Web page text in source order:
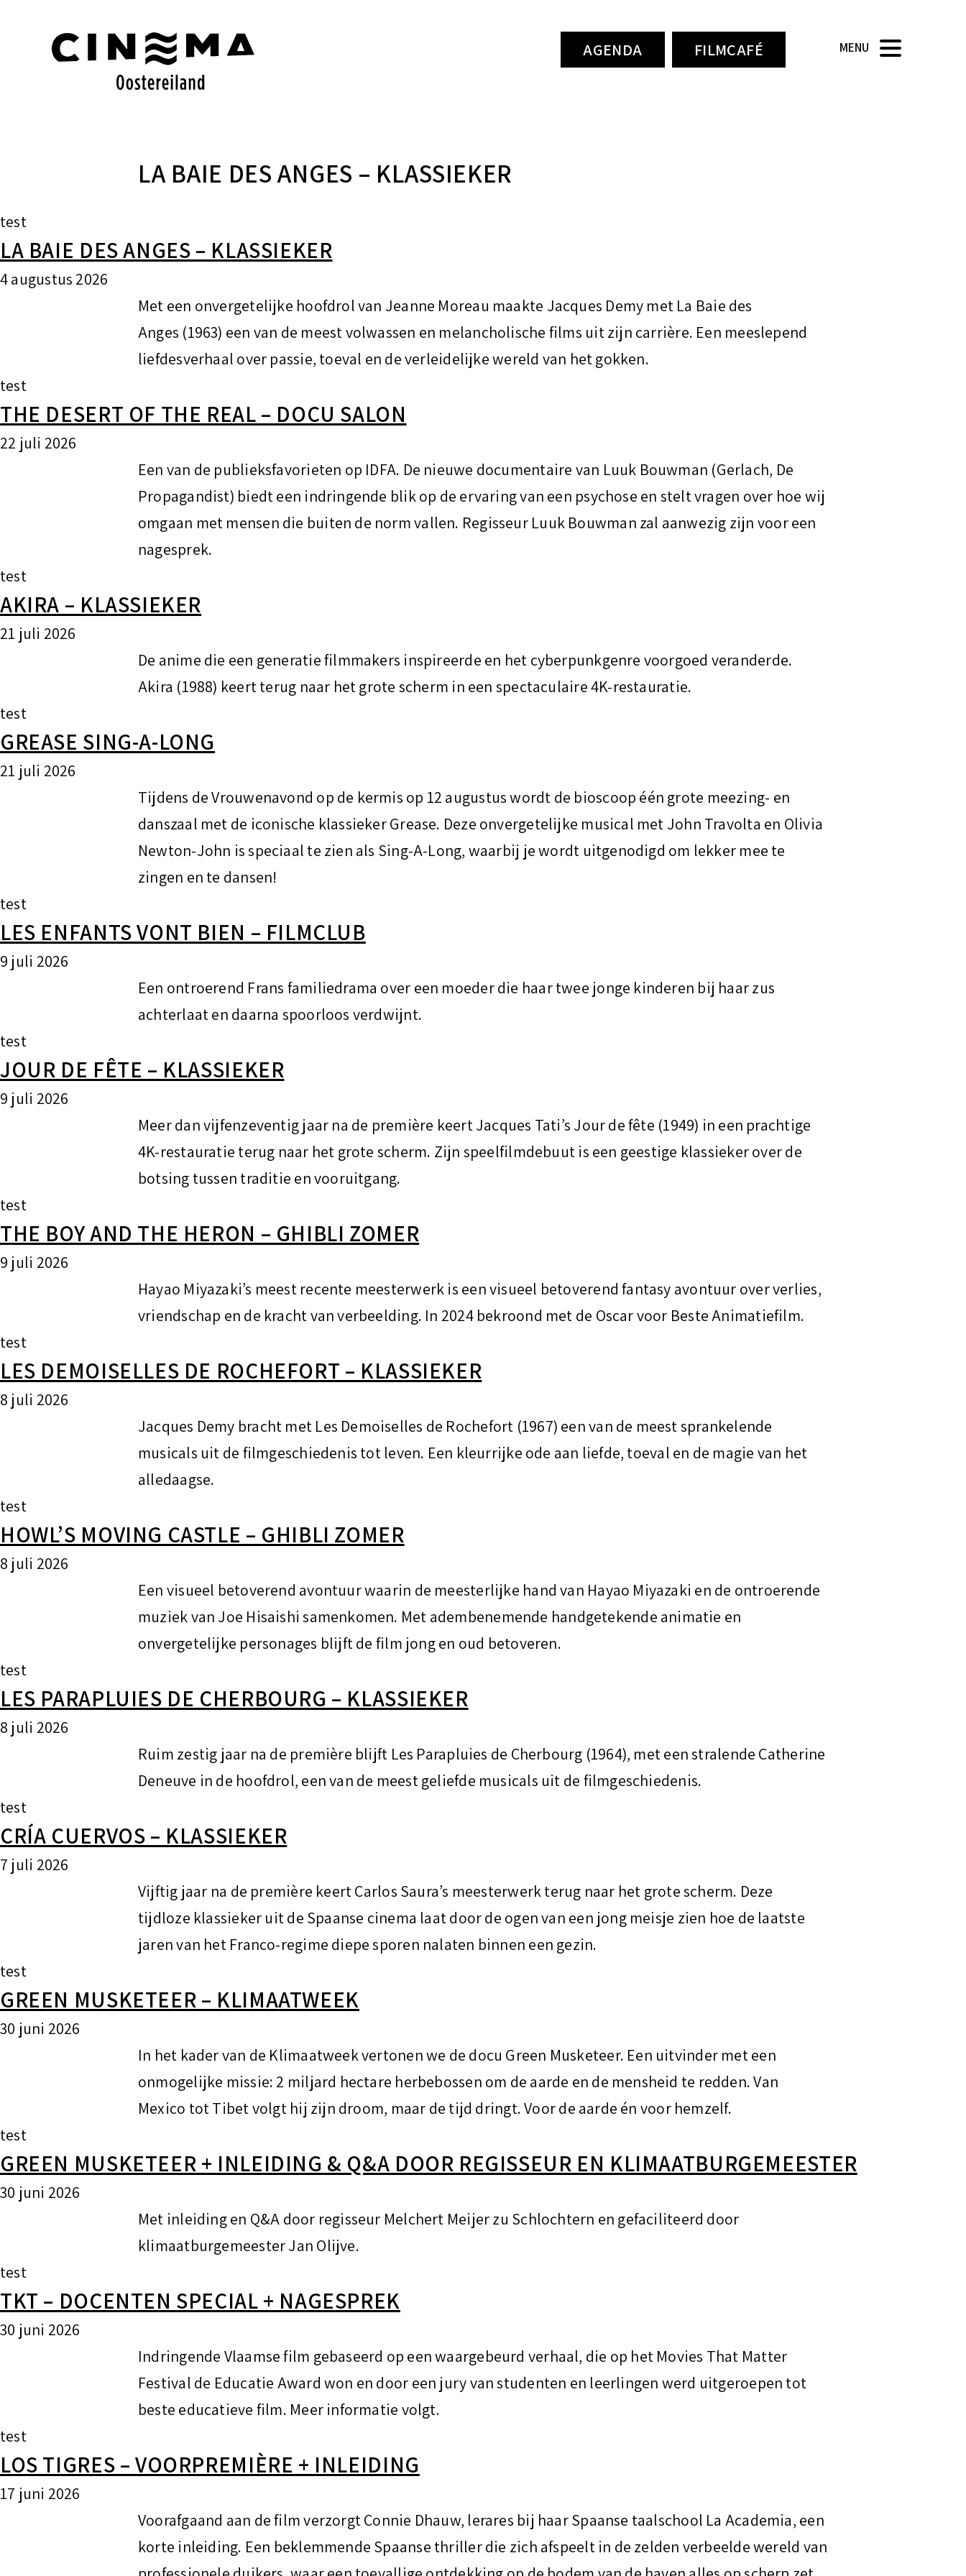
n
t
e
AGENDA FILMCAFÉ MENU
r
LA BAIE DES ANGES – KLASSIEKER
test
LA BAIE DES ANGES – KLASSIEKER
4 augustus 2026
Met een onvergetelijke hoofdrol van Jeanne Moreau maakte Jacques Demy met La Baie des
Anges (1963) een van de meest volwassen en melancholische films uit zijn carrière. Een meeslepend
liefdesverhaal over passie, toeval en de verleidelijke wereld van het gokken.
test
THE DESERT OF THE REAL – DOCU SALON
22 juli 2026
Een van de publieksfavorieten op IDFA. De nieuwe documentaire van Luuk Bouwman (Gerlach, De
Propagandist) biedt een indringende blik op de ervaring van een psychose en stelt vragen over hoe wij
omgaan met mensen die buiten de norm vallen. Regisseur Luuk Bouwman zal aanwezig zijn voor een
nagesprek.
test
AKIRA – KLASSIEKER
21 juli 2026
De anime die een generatie filmmakers inspireerde en het cyberpunkgenre voorgoed veranderde.
Akira (1988) keert terug naar het grote scherm in een spectaculaire 4K-restauratie.
test
GREASE SING-A-LONG
21 juli 2026
Tijdens de Vrouwenavond op de kermis op 12 augustus wordt de bioscoop één grote meezing- en
danszaal met de iconische klassieker Grease. Deze onvergetelijke musical met John Travolta en Olivia
Newton-John is speciaal te zien als Sing-A-Long, waarbij je wordt uitgenodigd om lekker mee te
zingen en te dansen!
test
LES ENFANTS VONT BIEN – FILMCLUB
9 juli 2026
Een ontroerend Frans familiedrama over een moeder die haar twee jonge kinderen bij haar zus
achterlaat en daarna spoorloos verdwijnt.
test
JOUR DE FÊTE – KLASSIEKER
9 juli 2026
Meer dan vijfenzeventig jaar na de première keert Jacques Tati’s Jour de fête (1949) in een prachtige
4K-restauratie terug naar het grote scherm. Zijn speelfilmdebuut is een geestige klassieker over de
botsing tussen traditie en vooruitgang.
test
THE BOY AND THE HERON – GHIBLI ZOMER
9 juli 2026
Hayao Miyazaki’s meest recente meesterwerk is een visueel betoverend fantasy avontuur over verlies,
vriendschap en de kracht van verbeelding. In 2024 bekroond met de Oscar voor Beste Animatiefilm.
test
LES DEMOISELLES DE ROCHEFORT – KLASSIEKER
8 juli 2026
Jacques Demy bracht met Les Demoiselles de Rochefort (1967) een van de meest sprankelende
musicals uit de filmgeschiedenis tot leven. Een kleurrijke ode aan liefde, toeval en de magie van het
alledaagse.
test
HOWL’S MOVING CASTLE – GHIBLI ZOMER
8 juli 2026
Een visueel betoverend avontuur waarin de meesterlijke hand van Hayao Miyazaki en de ontroerende
muziek van Joe Hisaishi samenkomen. Met adembenemende handgetekende animatie en
onvergetelijke personages blijft de film jong en oud betoveren.
test
LES PARAPLUIES DE CHERBOURG – KLASSIEKER
8 juli 2026
Ruim zestig jaar na de première blijft Les Parapluies de Cherbourg (1964), met een stralende Catherine
Deneuve in de hoofdrol, een van de meest geliefde musicals uit de filmgeschiedenis.
test
CRÍA CUERVOS – KLASSIEKER
7 juli 2026
Vijftig jaar na de première keert Carlos Saura’s meesterwerk terug naar het grote scherm. Deze
tijdloze klassieker uit de Spaanse cinema laat door de ogen van een jong meisje zien hoe de laatste
jaren van het Franco-regime diepe sporen nalaten binnen een gezin.
test
GREEN MUSKETEER – KLIMAATWEEK
30 juni 2026
In het kader van de Klimaatweek vertonen we de docu Green Musketeer. Een uitvinder met een
onmogelijke missie: 2 miljard hectare herbebossen om de aarde en de mensheid te redden. Van
Mexico tot Tibet volgt hij zijn droom, maar de tijd dringt. Voor de aarde én voor hemzelf.
test
GREEN MUSKETEER + INLEIDING & Q&A DOOR REGISSEUR EN KLIMAATBURGEMEESTER
30 juni 2026
Met inleiding en Q&A door regisseur Melchert Meijer zu Schlochtern en gefaciliteerd door
klimaatburgemeester Jan Olijve.
test
TKT – DOCENTEN SPECIAL + NAGESPREK
30 juni 2026
Indringende Vlaamse film gebaseerd op een waargebeurd verhaal, die op het Movies That Matter
Festival de Educatie Award won en door een jury van studenten en leerlingen werd uitgeroepen tot
beste educatieve film. Meer informatie volgt.
test
LOS TIGRES – VOORPREMIÈRE + INLEIDING
17 juni 2026
Voorafgaand aan de film verzorgt Connie Dhauw, lerares bij haar Spaanse taalschool La Academia, een
korte inleiding. Een beklemmende Spaanse thriller die zich afspeelt in de zelden verbeelde wereld van